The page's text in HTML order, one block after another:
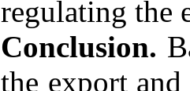
regulating the
Conclusion.
the export